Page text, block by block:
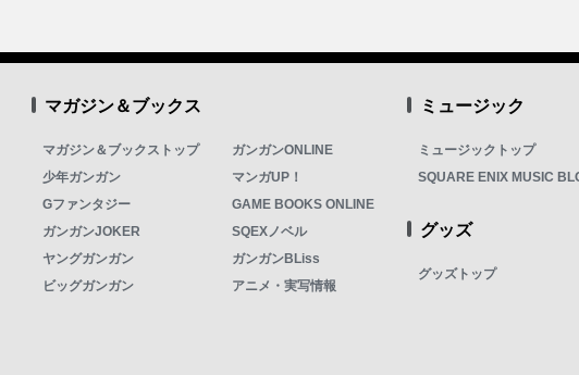
マガジン＆ブックス
マガジン＆ブックストップ
少年ガンガン
Gファンタジー
ガンガンJOKER
ヤングガンガン
ビッグガンガン
ガンガンONLINE
マンガUP！
GAME BOOKS ONLINE
SQEXノベル
ガンガンBLiss
アニメ・実写情報
ミュージック
ミュージックトップ
SQUARE ENIX MUSIC
グッズ
グッズトップ